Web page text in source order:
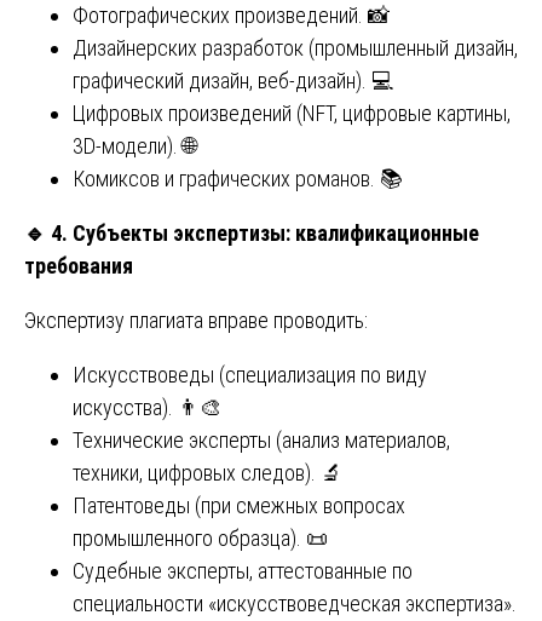
Фотографических произведений. 📸
Дизайнерских разработок (промышленный дизайн,
графический дизайн, веб-дизайн). 💻
Цифровых произведений (NFT, цифровые картины,
3D-модели). 🌐
Комиксов и графических романов. 📚
🔹 4. Субъекты экспертизы: квалификационные
требования
Экспертизу плагиата вправе проводить:
Искусствоведы (специализация по виду
искусства). 👨‍🎨
Технические эксперты (анализ материалов,
техники, цифровых следов). 🔬
Патентоведы (при смежных вопросах
промышленного образца). 📜
Судебные эксперты, аттестованные по
специальности «искусствоведческая экспертиза».